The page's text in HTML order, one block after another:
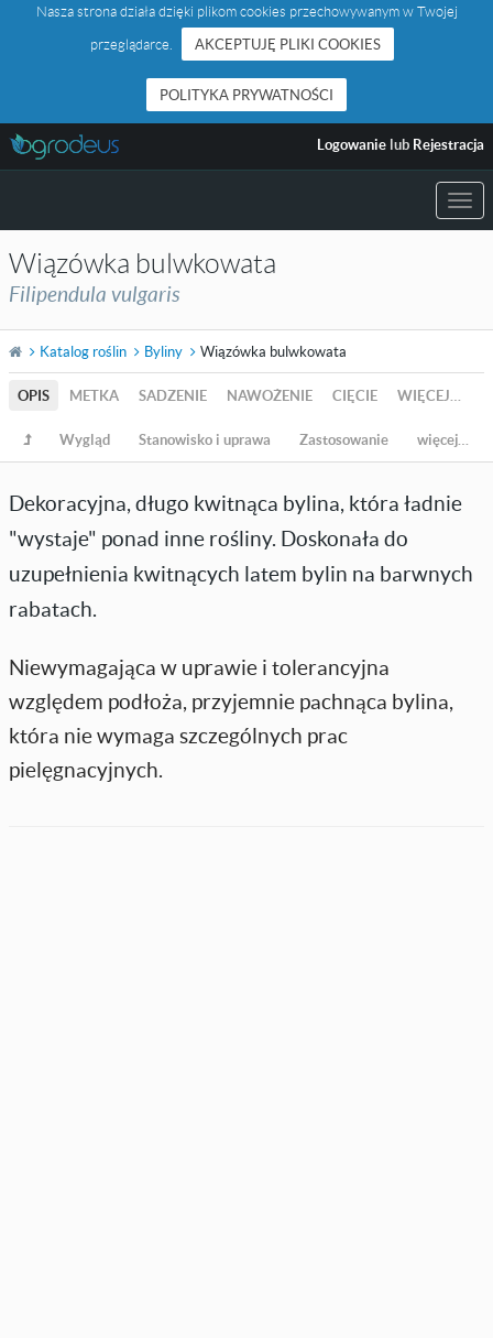
Nasza strona działa dzięki plikom cookies przechowywanym w Twojej
przeglądarce.
AKCEPTUJĘ PLIKI COOKIES
POLITYKA PRYWATNOŚCI
Logowanie lub Rejestracja
Wiązówka bulwkowata
Filipendula vulgaris
Katalog roślin Byliny Wiązówka bulwkowata
OPIS METKA SADZENIE NAWOŻENIE CIĘCIE WIĘCEJ…
Wygląd Stanowisko i uprawa Zastosowanie więcej…
Dekoracyjna, długo kwitnąca bylina, która ładnie
"wystaje" ponad inne rośliny. Doskonała do
uzupełnienia kwitnących latem bylin na barwnych
rabatach.
Niewymagająca w uprawie i tolerancyjna
względem podłoża, przyjemnie pachnąca bylina,
która nie wymaga szczególnych prac
pielęgnacyjnych.